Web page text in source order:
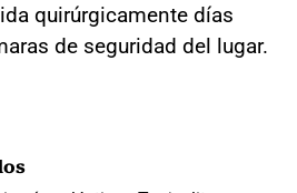
quirúrgicamente días
de seguridad del lugar.